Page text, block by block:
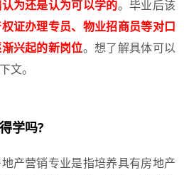
为还是认为可以学的。毕业后该
证办理专员、物业招商员等对口
兴起的新岗位。想了解具体可以
文。
学吗?
营销专业是指培养具有房地产